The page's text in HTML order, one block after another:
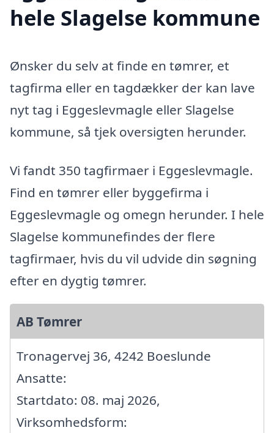
hele Slagelse kommune
Ønsker du selv at finde en tømrer, et
tagfirma eller en tagdækker der kan lave
nyt tag i Eggeslevmagle eller Slagelse
kommune, så tjek oversigten herunder.
Vi fandt 350 tagfirmaer i Eggeslevmagle.
Find en tømrer eller byggefirma i
Eggeslevmagle og omegn herunder. I hele
Slagelse kommunefindes der flere
tagfirmaer, hvis du vil udvide din søgning
efter en dygtig tømrer.
AB Tømrer
Tronagervej 36, 4242 Boeslunde
Ansatte:
Startdato: 08. maj 2026,
Virksomhedsform: